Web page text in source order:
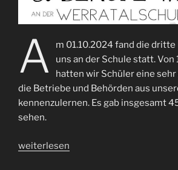
A
m 01.10.2024 fand die
uns an der Schule statt. Von
hatten wir Schüler eine
die Betriebe und Behörden aus
kennenzulernen. Es gab insgesamt
sehen.
„3.
weiterlesen